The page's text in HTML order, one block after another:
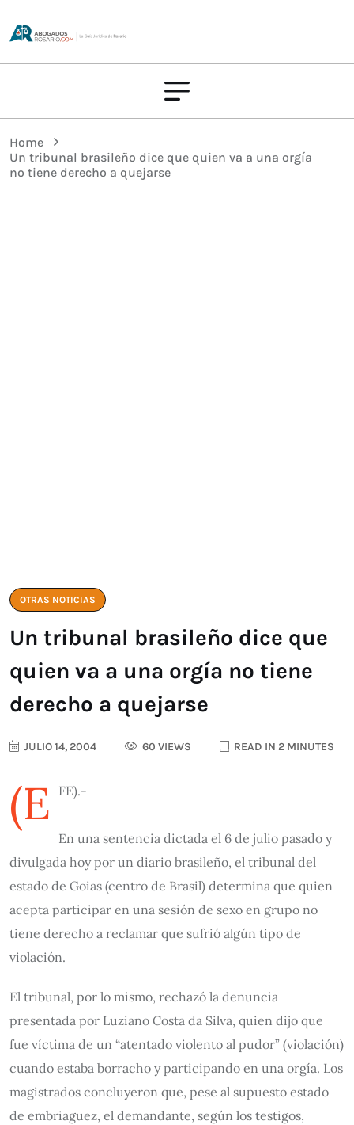
Home
Un tribunal brasileño dice que quien va a una orgía
no tiene derecho a quejarse
OTRAS NOTICIAS
Un tribunal brasileño dice que
quien va a una orgía no tiene
derecho a quejarse
JULIO 14, 2004 60 VIEWS READ IN 2 MINUTES
(E FE).-
En una sentencia dictada el 6 de julio pasado y
divulgada hoy por un diario brasileño, el tribunal del
estado de Goias (centro de Brasil) determina que quien
acepta participar en una sesión de sexo en grupo no
tiene derecho a reclamar que sufrió algún tipo de
violación.
El tribunal, por lo mismo, rechazó la denuncia
presentada por Luziano Costa da Silva, quien dijo que
fue víctima de un “atentado violento al pudor” (violación)
cuando estaba borracho y participando en una orgía. Los
magistrados concluyeron que, pese al supuesto estado
de embriaguez, el demandante, según los testigos,